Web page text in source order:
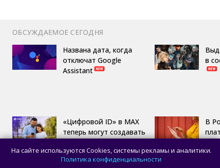
ОБСУЖДАЕМОЕ СЕГОДНЯ
Названа дата, когда
отключат Google
Assistant
«Цифровой ID» в MAX
теперь могут создавать
14 лет
в
В
На сайте используются Cookies, системы рекламы и аналитики.
Политика конфиденциальности